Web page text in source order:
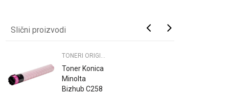
Slični proizvodi
TONERI ORIGINAL KM
Toner Konica
Minolta
Bizhub C258